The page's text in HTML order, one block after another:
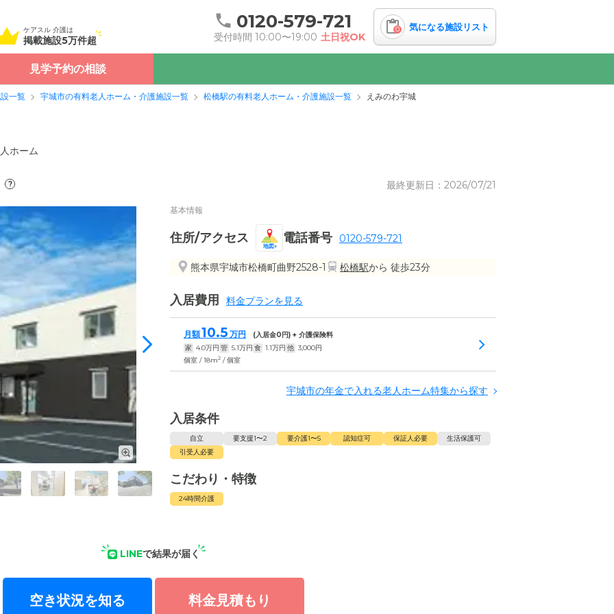
ケアスル 介護は
掲載施設5万件超
0120-579-721
受付時間 10:00〜19:00 土日祝OK
0 気になる施設リスト
見学予約の相談
一覧 宇城市の有料老人ホーム・介護施設一覧 松橋駅の有料老人ホーム・介護施設一覧 えみのわ宇城
ホーム
? 最終更新日：2026/07/21
基本情報
住所/アクセス
地図
電話番号 0120-579-721
熊本県宇城市松橋町曲野2528-1 松橋駅から 徒歩23分
入居費用 料金プランを見る
月額10.5 万円 (入居金0円) + 介護保険料
家 4.0万円 管 5.1万円 食 1.1万円 他 3,000円
個室 / 18m2 / 個室
宇城市の年金で入れる老人ホーム特集から探す
入居条件
自立 要支援1〜2 要介護1〜5 認知症可 保証人必要
生活保護可
引受人必要
こだわり・特徴
24時間介護
LINEで結果が届く
空き状況を知る 料金見積もり